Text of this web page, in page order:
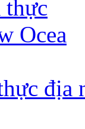
địa